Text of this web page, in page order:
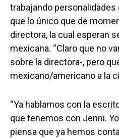
trabajando personalidades
que lo único que de
directora, la cual esperan
mexicana. “Claro que no
sobre la directora-, pero
mexicano/americano a la
“Ya hablamos con la
que tenemos con Jenni.
piensa que ya hemos